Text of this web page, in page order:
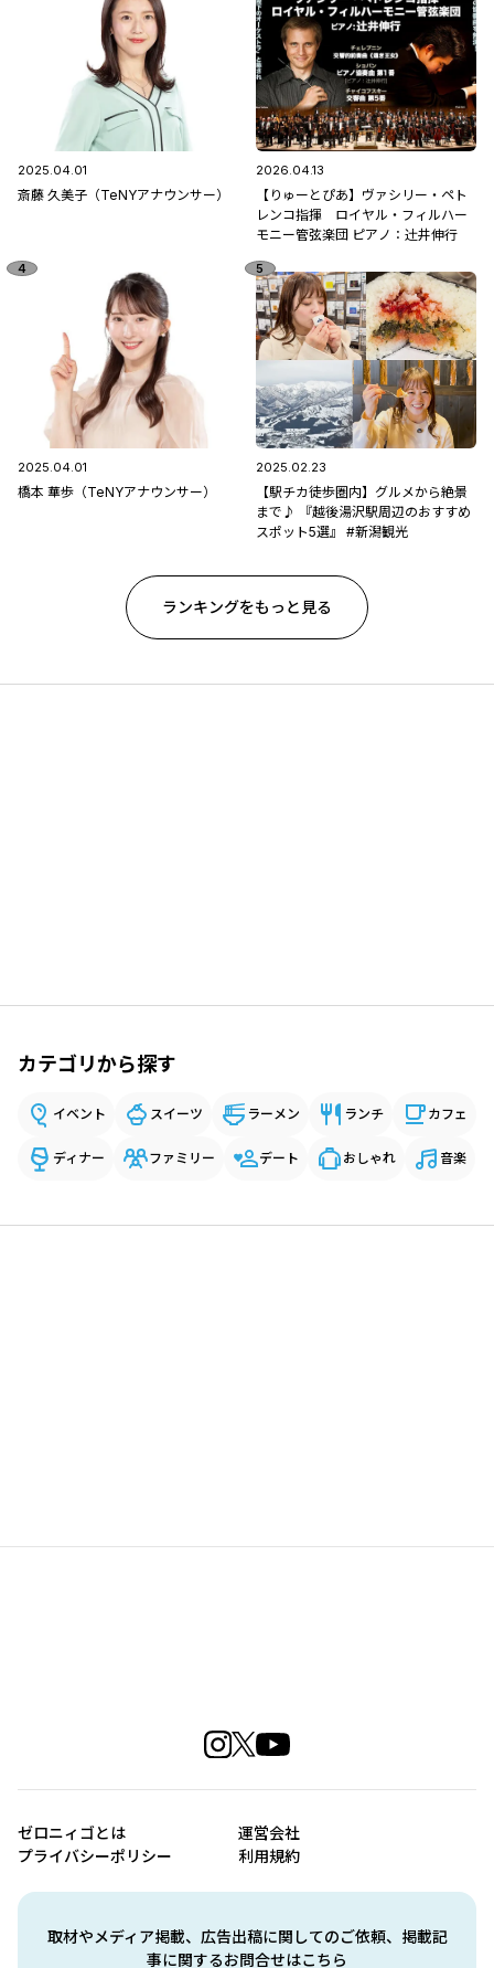
2025.04.01
斎藤 久美子（TeNYアナウンサー）
2026.04.13
【りゅーとぴあ】ヴァシリー・ペト
レンコ指揮 ロイヤル・フィルハー
モニー管弦楽団 ピアノ：辻󠄀井伸行
2025.04.01
橋本 華歩（TeNYアナウンサー）
2025.02.23
【駅チカ徒歩圏内】グルメから絶景
まで♪ 『越後湯沢駅周辺のおすすめ
スポット5選』 #新潟観光
ランキングをもっと見る
カテゴリから探す
イベント スイーツ ラーメン ランチ カフェ
ディナー ファミリー デート おしゃれ 音楽
取材やメディア掲載、広告出稿に関してのご依頼、掲載記
事に関するお問合せはこちら
ゼロニィゴとは
運営会社
プライバシーポリシー
利用規約